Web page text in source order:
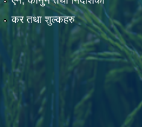
कर तथा शुल्कहरु